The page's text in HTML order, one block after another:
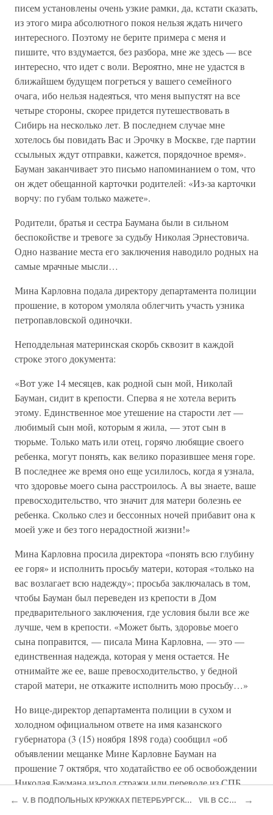
писем установлены очень узкие рамки, да, кстати сказать,
из этого мира абсолютного покоя нельзя ждать ничего
интересного. Поэтому не берите примера с меня и
пишите, что вздумается, без разбора, мне же здесь — все
интересно, что идет с воли. Вероятно, мне не удастся в
ближайшем будущем погреться у вашего семейного
очага, ибо нельзя надеяться, что меня выпустят на все
четыре стороны, скорее придется путешествовать в
Сибирь на несколько лет. В последнем случае мне
хотелось бы повидать Вас и Эрочку в Москве, где партии
ссыльных ждут отправки, кажется, порядочное время».
Бауман заканчивает это письмо напоминанием о том, что
он ждет обещанной карточки родителей: «Из-за карточки
ворчу: по губам только мажете».
Родители, братья и сестра Баумана были в сильном
беспокойстве и тревоге за судьбу Николая Эрнестовича.
Одно название места его заключения наводило родных на
самые мрачные мысли…
Мина Карловна подала директору департамента полиции
прошение, в котором умоляла облегчить участь узника
петропавловской одиночки.
Неподдельная материнская скорбь сквозит в каждой
строке этого документа:
«Вот уже 14 месяцев, как родной сын мой, Николай
Бауман, сидит в крепости. Сперва я не хотела верить
этому. Единственное мое утешение на старости лет —
любимый сын мой, которым я жила, — этот сын в
тюрьме. Только мать или отец, горячо любящие своего
ребенка, могут понять, как велико поразившее меня горе.
В последнее же время оно еще усилилось, когда я узнала,
что здоровье моего сына расстроилось. А вы знаете, ваше
превосходительство, что значит для матери болезнь ее
ребенка. Сколько слез и бессонных ночей прибавит она к
моей уже и без того нерадостной жизни!»
Мина Карловна просила директора «понять всю глубину
ее горя» и исполнить просьбу матери, которая «только на
вас возлагает всю надежду»; просьба заключалась в том,
чтобы Бауман был переведен из крепости в Дом
предварительного заключения, где условия были все же
лучше, чем в крепости. «Может быть, здоровье моего
сына поправится, — писала Мина Карловна, — это —
единственная надежда, которая у меня остается. Не
отнимайте же ее, ваше превосходительство, у бедной
старой матери, не откажите исполнить мою просьбу…»
Но вице-директор департамента полиции в сухом и
холодном официальном ответе на имя казанского
губернатора (3 (15) ноября 1898 года) сообщил «об
объявлении мещанке Мине Карловне Бауман на
прошение 7 октября, что ходатайство ее об освобождении
Николая Баумана из-под стражи или переводе из СПБ
крепости для дальнейшего содержания в Дом
← V. В ПОДПОЛЬНЫХ КРУЖКАХ ПЕТЕРБУРГСКИХ РАБОЧИХ VII. В ССЫЛКЕ →